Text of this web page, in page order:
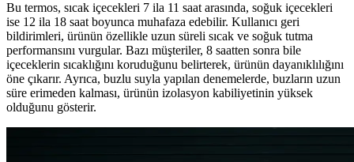
Bu termos, sıcak içecekleri 7 ila 11 saat arasında, soğuk içecekleri
ise 12 ila 18 saat boyunca muhafaza edebilir. Kullanıcı geri
bildirimleri, ürünün özellikle uzun süreli sıcak ve soğuk tutma
performansını vurgular. Bazı müşteriler, 8 saatten sonra bile
içeceklerin sıcaklığını koruduğunu belirterek, ürünün dayanıklılığını
öne çıkarır. Ayrıca, buzlu suyla yapılan denemelerde, buzların uzun
süre erimeden kalması, ürünün izolasyon kabiliyetinin yüksek
olduğunu gösterir.